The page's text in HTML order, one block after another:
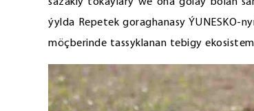
ýylda Repetek goraghanasy ÝUNESKO-
möçberinde tassyklanan tebigy